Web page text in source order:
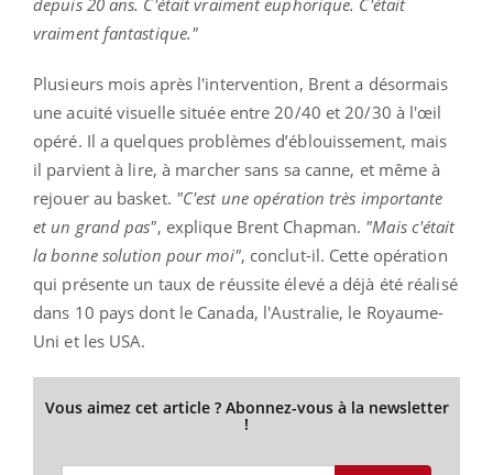
vraiment fantastique."
Plusieurs mois après l'intervention, Brent a désormais
une acuité visuelle située entre 20/40 et 20/30 à l'œil
opéré. Il a quelques problèmes d’éblouissement, mais
il parvient à lire, à marcher sans sa canne, et même à
rejouer au basket. "C'est une opération très importante
et un grand pas", explique Brent Chapman. "Mais c'était
la bonne solution pour moi", conclut-il. Cette opération
qui présente un taux de réussite élevé a déjà été réalisé
dans 10 pays dont le Canada, l'Australie, le Royaume-
Uni et les USA.
Vous aimez cet article ? Abonnez-vous à la newsletter
!